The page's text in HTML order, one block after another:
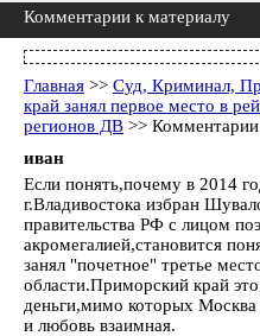
Комментарии к материалу
Главная >> Суд, Криминал,
край занял первое место в
регионов ДВ >>
иван
Если понять,почему в 2014
г.Владивостока избран
правительства РФ с лицом
акромегалией,становится
занял "почетное" третье
области.Приморский край
деньги,мимо которых Москва
и любовь взаимная.